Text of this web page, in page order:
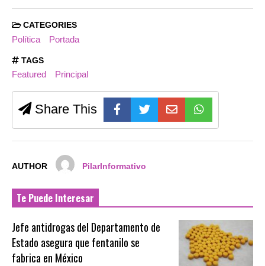
CATEGORIES
Política Portada
TAGS
Featured Principal
Share This
AUTHOR PilarInformativo
Te Puede Interesar
Jefe antidrogas del Departamento de
Estado asegura que fentanilo se
fabrica en México